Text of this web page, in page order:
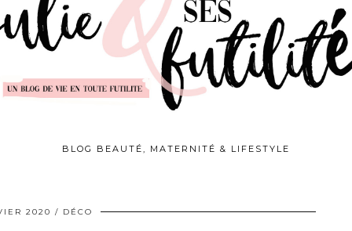
BLOG BEAUTÉ, MATERNITÉ & LIFESTYLE
2020 DÉCO